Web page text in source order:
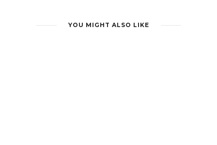
YOU MIGHT ALSO LIKE